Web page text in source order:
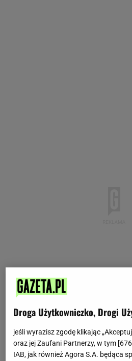
kwiaty doniczkowe
Droga Użytkowniczko, Drogi
jeśli wyrazisz zgodę klikając
oraz jej Zaufani Partnerzy, w tym [676
IAB, jak również Agora S.A. będąca